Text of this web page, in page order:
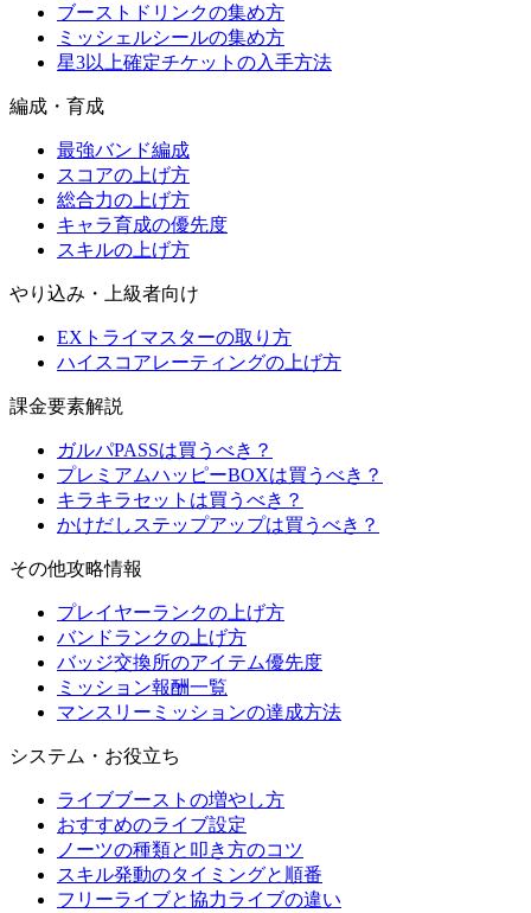
ブーストドリンクの集め方
ミッシェルシールの集め方
星3以上確定チケットの入手方法
編成・育成
最強バンド編成
スコアの上げ方
総合力の上げ方
キャラ育成の優先度
スキルの上げ方
やり込み・上級者向け
EXトライマスターの取り方
ハイスコアレーティングの上げ方
課金要素解説
ガルパPASSは買うべき？
プレミアムハッピーBOXは買うべき？
キラキラセットは買うべき？
かけだしステップアップは買うべき？
その他攻略情報
プレイヤーランクの上げ方
バンドランクの上げ方
バッジ交換所のアイテム優先度
ミッション報酬一覧
マンスリーミッションの達成方法
システム・お役立ち
ライブブーストの増やし方
おすすめのライブ設定
ノーツの種類と叩き方のコツ
スキル発動のタイミングと順番
フリーライブと協力ライブの違い